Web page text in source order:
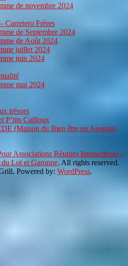
de novembre 2024
Carretero Frères
de Septembre 2024
de Août 2024
juillet 2024
juin 2024
mai 2024
trésors
P’tits Cailloux
(Maison du Bien être en Agenais)
Associations Réunies Interactives) –
Lot et Garonne. All rights reserved.
Powered by: WordPress.